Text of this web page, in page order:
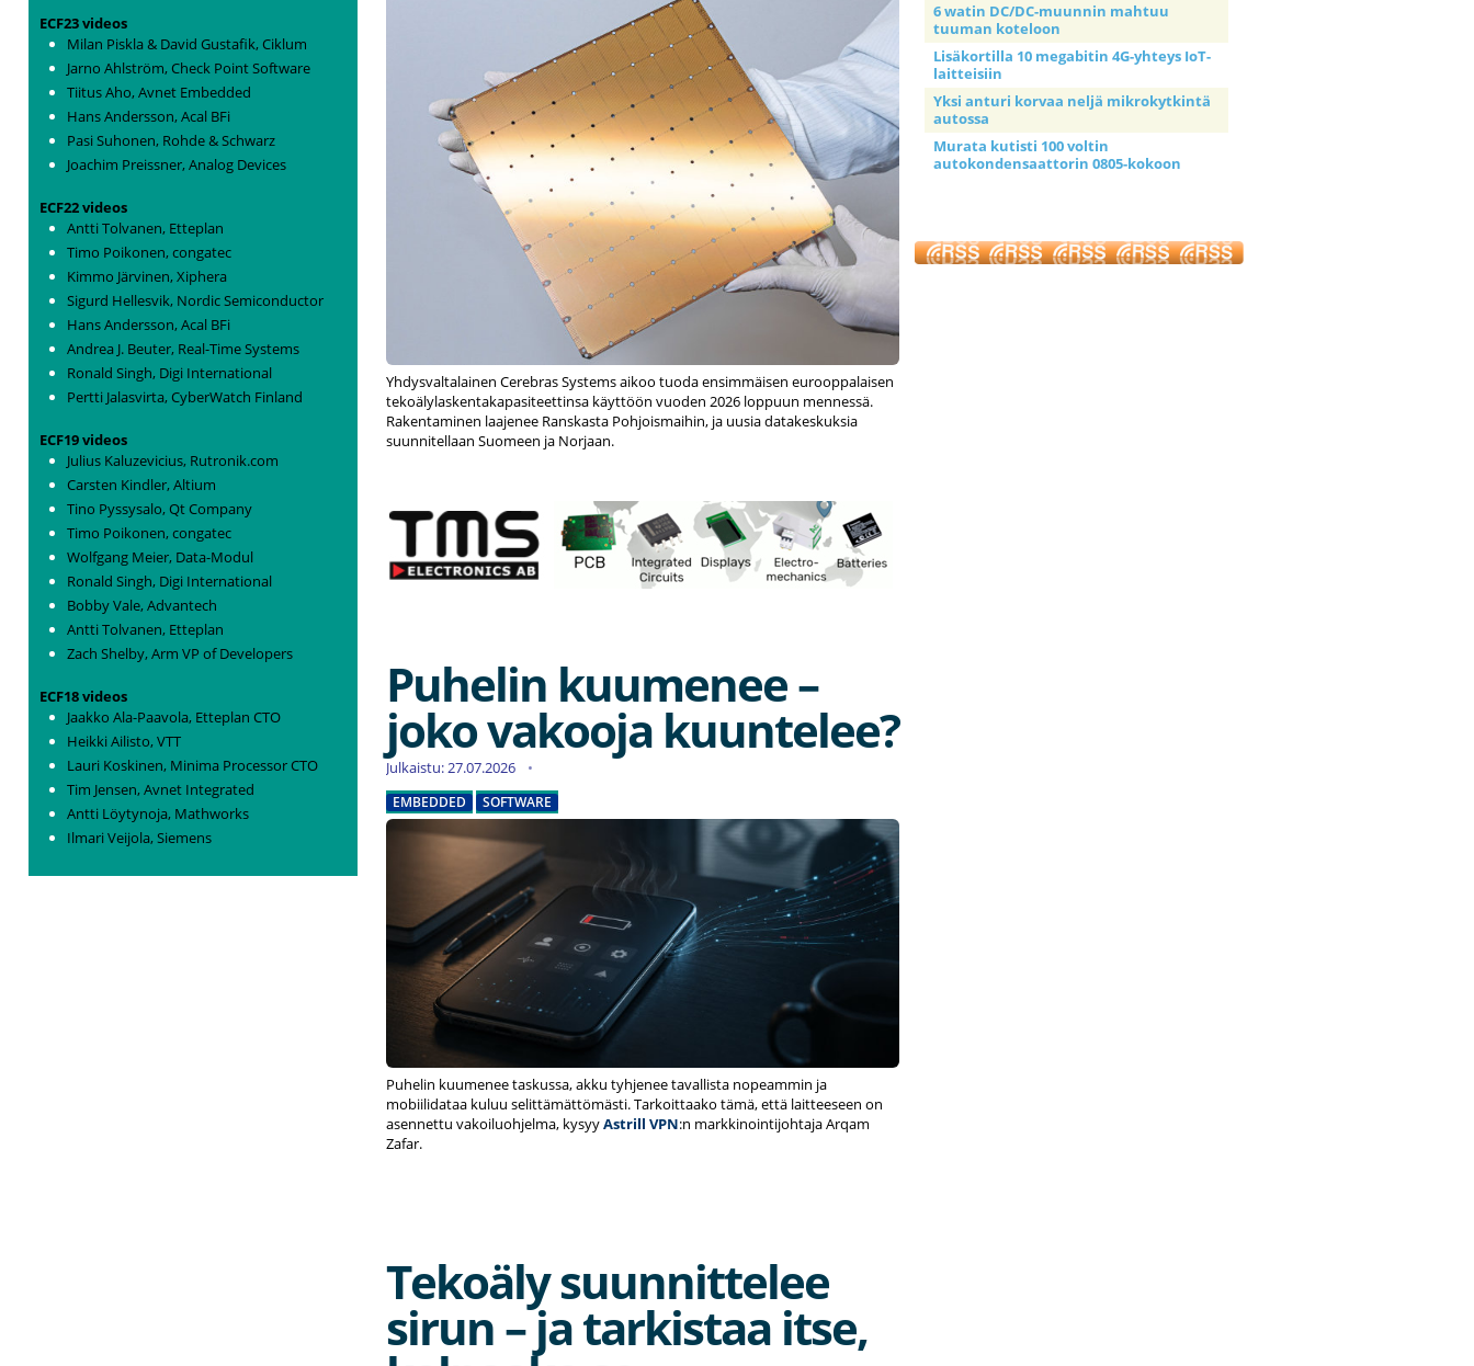
ECF23 videos
Milan Piskla & David Gustafik, Ciklum
Jarno Ahlström, Check Point Software
Tiitus Aho, Avnet Embedded
Hans Andersson, Acal BFi
Pasi Suhonen, Rohde & Schwarz
Joachim Preissner, Analog Devices
ECF22 videos
Antti Tolvanen, Etteplan
Timo Poikonen, congatec
Kimmo Järvinen, Xiphera
Sigurd Hellesvik, Nordic Semiconductor
Hans Andersson, Acal BFi
Andrea J. Beuter, Real-Time Systems
Ronald Singh, Digi International
Pertti Jalasvirta, CyberWatch Finland
ECF19 videos
Julius Kaluzevicius, Rutronik.com
Carsten Kindler, Altium
Tino Pyssysalo, Qt Company
Timo Poikonen, congatec
Wolfgang Meier, Data-Modul
Ronald Singh, Digi International
Bobby Vale, Advantech
Antti Tolvanen, Etteplan
Zach Shelby, Arm VP of Developers
ECF18 videos
Jaakko Ala-Paavola, Etteplan CTO
Heikki Ailisto, VTT
Lauri Koskinen, Minima Processor CTO
Tim Jensen, Avnet Integrated
Antti Löytynoja, Mathworks
Ilmari Veijola, Siemens
Yhdysvaltalainen Cerebras Systems aikoo tuoda ensimmäisen eurooppalaisen
tekoälylaskentakapasiteettinsa käyttöön vuoden 2026 loppuun mennessä.
Rakentaminen laajenee Ranskasta Pohjoismaihin, ja uusia datakeskuksia
suunnitellaan Suomeen ja Norjaan.
Puhelin kuumenee –
joko vakooja kuuntelee?
Julkaistu: 27.07.2026
EMBEDDED SOFTWARE
Puhelin kuumenee taskussa, akku tyhjenee tavallista nopeammin ja
mobiilidataa kuluu selittämättömästi. Tarkoittaako tämä, että laitteeseen on
asennettu vakoiluohjelma, kysyyAstrill VPN:n markkinointijohtaja Arqam
Zafar.
Tekoäly suunnittelee
sirun – ja tarkistaa itse,
6 watin DC/DC-muunnin mahtuu
tuuman koteloon
Lisäkortilla 10 megabitin 4G-yhteys IoT-
laitteisiin
Yksi anturi korvaa neljä mikrokytkintä
autossa
Murata kutisti 100 voltin
autokondensaattorin 0805-kokoon